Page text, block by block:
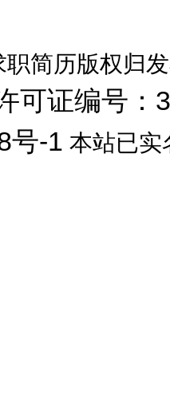
简历版权归
可证编号
号-1 本站已